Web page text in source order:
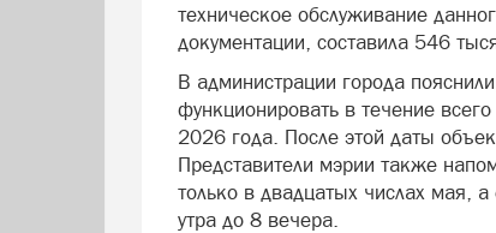
техническое обслуживание
документации, составила 546
В администрации города
функционировать в течение
2026 года. После этой даты
Представители мэрии также
только в двадцатых числах мая,
утра до 8 вечера.